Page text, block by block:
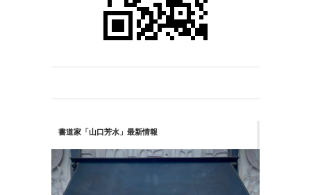
書道家「山口芳水」最新情報